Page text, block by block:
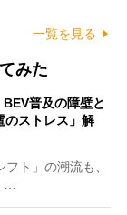
一覧を見る
みた
BEV普及の障壁と
のストレス」解
ト」の潮流も、
…